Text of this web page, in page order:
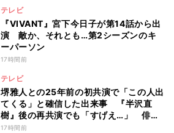
テレビ
『VIVANT』宮下今日子が第14話から出
演 敵か、それとも…第2シーズンのキ
ーパーソン
17時間前
テレビ
堺雅人との25年前の初共演で「この人出
てくる」と確信した出来事 『半沢直
樹』後の再共演でも「すげえ…」 俳優
としての“初体験”を阿部寛が告白
17時間前